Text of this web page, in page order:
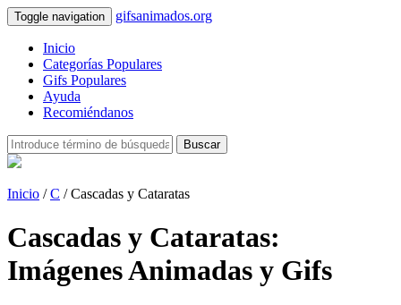
Toggle navigation gifsanimados.org
Inicio
Categorías Populares
Gifs Populares
Ayuda
Recomiéndanos
Buscar
Inicio /C / Cascadas y Cataratas
Cascadas y Cataratas:
Imágenes Animadas y Gifs